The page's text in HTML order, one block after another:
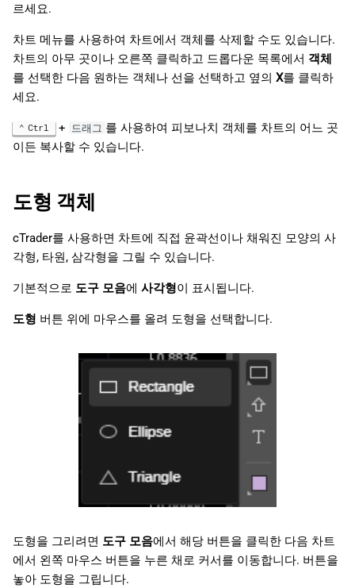
르세요.
차트 메뉴를 사용하여 차트에서 객체를 삭제할 수도 있습니다.
차트의 아무 곳이나 오른쪽 클릭하고 드롭다운 목록에서 객체
를 선택한 다음 원하는 객체나 선을 선택하고 옆의 X를 클릭하
세요.
Ctrl + 드래그 를 사용하여 피보나치 객체를 차트의 어느 곳
이든 복사할 수 있습니다.
도형 객체
cTrader를 사용하면 차트에 직접 윤곽선이나 채워진 모양의 사
각형, 타원, 삼각형을 그릴 수 있습니다.
기본적으로 도구 모음에 사각형이 표시됩니다.
도형 버튼 위에 마우스를 올려 도형을 선택합니다.
도형을 그리려면 도구 모음에서 해당 버튼을 클릭한 다음 차트
에서 왼쪽 마우스 버튼을 누른 채로 커서를 이동합니다. 버튼을
놓아 도형을 그립니다.